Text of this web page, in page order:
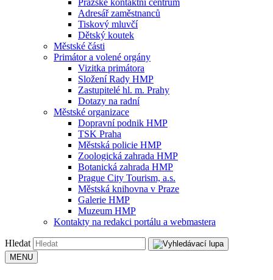
Pražské kontaktní centrum
Adresář zaměstnanců
Tiskový mluvčí
Dětský koutek
Městské části
Primátor a volené orgány
Vizitka primátora
Složení Rady HMP
Zastupitelé hl. m. Prahy
Dotazy na radní
Městské organizace
Dopravní podnik HMP
TSK Praha
Městská policie HMP
Zoologická zahrada HMP
Botanická zahrada HMP
Prague City Tourism, a.s.
Městská knihovna v Praze
Galerie HMP
Muzeum HMP
Kontakty na redakci portálu a webmastera
Hledat
MENU